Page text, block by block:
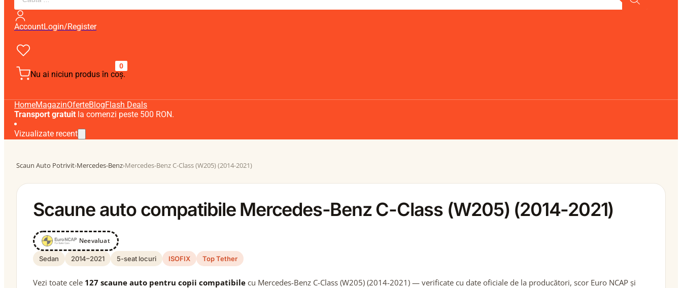
AccountLogin/Register
0
Nu ai niciun produs în coș.
HomeMagazinOferteBlogFlash Deals
Transport gratuit la comenzi peste 500 RON.
Vizualizate recent
Scaun Auto Potrivit›Mercedes-Benz›Mercedes-Benz C-Class (W205) (2014-2021)
Scaune auto compatibile Mercedes-Benz C-Class (W205) (2014-2021)
Neevaluat
Sedan 2014–2021 5-seat locuri ISOFIX Top Tether
Vezi toate cele 127 scaune auto pentru copii compatibile cu Mercedes-Benz C-Class (W205) (2014-2021) — verificate cu date oficiale de la producători, scor Euro NCAP și